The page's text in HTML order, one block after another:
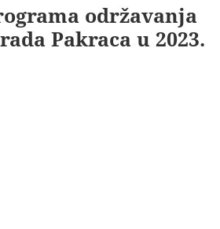
održavanja
Pakraca u 2023.